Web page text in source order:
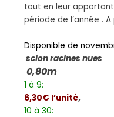
tout en leur
période de l’année
Disponible de
scion racines nues
0,80m
1 à 9:
6,30€ l’unité,
10 à 30: